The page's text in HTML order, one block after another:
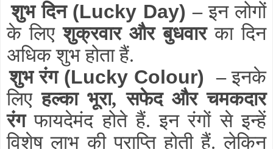
शुभ दिन (Lucky Day) –इन लोगों
के लिएशुक्रवार और बुधवारका दिन
अधिक शुभ होता हैं.
शुभ रंग (Lucky Colour) –इनके
लिएहल्का भूरा, सफेद और चमकदार
रंगफायदेमंद होते हैं. इन रंगों से इन्हें
विशेष लाभ की प्राप्ति होती हैं. लेकिन